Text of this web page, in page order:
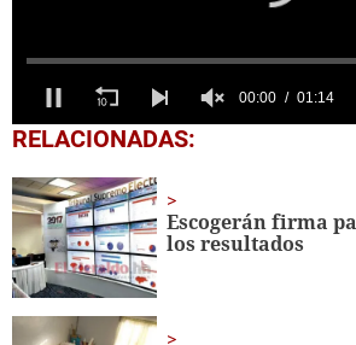
0
seconds
1
minute,
14
seconds
RELACIONADAS:
Escogerán firma
los resultados